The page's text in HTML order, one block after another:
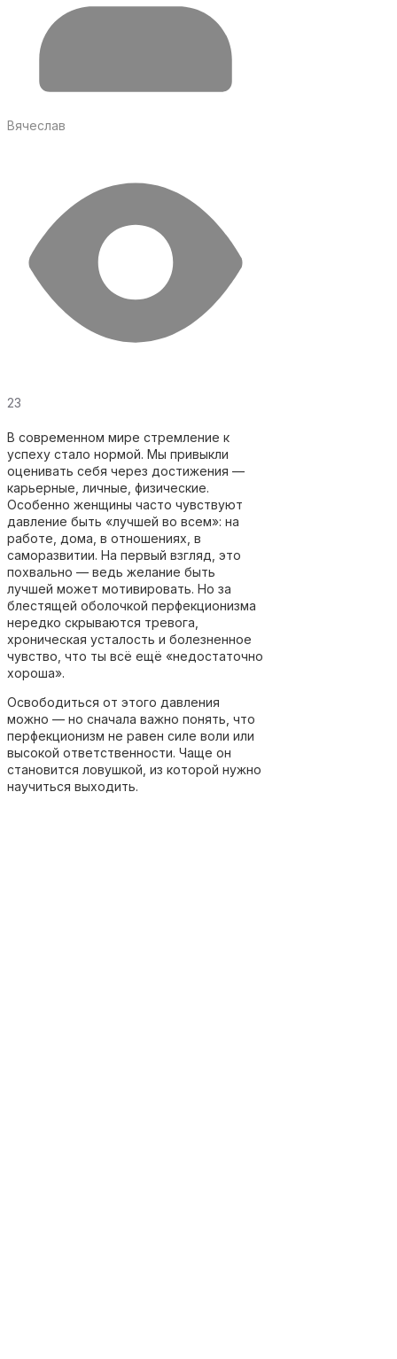
Вячеслав
23
В современном мире стремление к
успеху стало нормой. Мы привыкли
оценивать себя через достижения —
карьерные, личные, физические.
Особенно женщины часто чувствуют
давление быть «лучшей во всем»: на
работе, дома, в отношениях, в
саморазвитии. На первый взгляд, это
похвально — ведь желание быть
лучшей может мотивировать. Но за
блестящей оболочкой перфекционизма
нередко скрываются тревога,
хроническая усталость и болезненное
чувство, что ты всё ещё «недостаточно
хороша».
Освободиться от этого давления
можно — но сначала важно понять, что
перфекционизм не равен силе воли или
высокой ответственности. Чаще он
становится ловушкой, из которой нужно
научиться выходить.